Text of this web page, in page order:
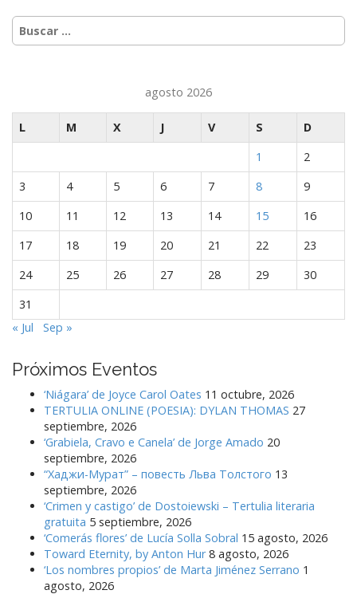
i
ó
e
n
a
d
a
s
Buscar:
agosto 2026
L M X J V S
D
1
2
3
4 5 6 7 8
9
10
11 12 13 14 15
16
17
18 19 20 21 22
23
24
25 26 27 28 29
30
31
« Jul
Sep »
Próximos Eventos
‘Niágara’ de Joyce Carol Oates 11 octubre, 2026
TERTULIA ONLINE (POESIA): DYLAN THOMAS 27
septiembre, 2026
‘Grabiela, Cravo e Canela’ de Jorge Amado 20
septiembre, 2026
“Хаджи-Мурат” – повесть Льва Толстого 13
septiembre, 2026
‘Crimen y castigo’ de Dostoiewski – Tertulia literaria
gratuita 5 septiembre, 2026
‘Comerás flores’ de Lucía Solla Sobral 15 agosto, 2026
Toward Eternity, by Anton Hur 8 agosto, 2026
‘Los nombres propios’ de Marta Jiménez Serrano 1
agosto, 2026